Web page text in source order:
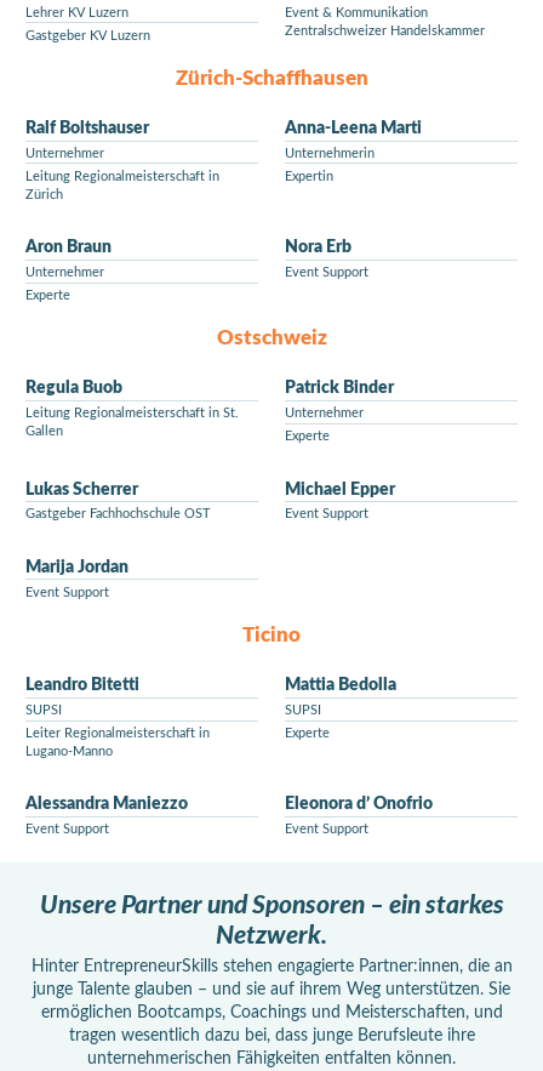
Lehrer KV Luzern
Gastgeber KV Luzern
Event & Kommunikation
Zentralschweizer Handelskammer
Zürich-Schaffhausen
Ralf Boltshauser
Unternehmer
Leitung Regionalmeisterschaft in
Zürich
Anna-Leena Marti
Unternehmerin
Expertin
Aron Braun
Unternehmer
Experte
Nora Erb
Event Support
Ostschweiz
Regula Buob
Leitung Regionalmeisterschaft in St.
Gallen
Patrick Binder
Unternehmer
Experte
Lukas Scherrer
Gastgeber Fachhochschule OST
Michael Epper
Event Support
Marija Jordan
Event Support
Ticino
Leandro Bitetti
SUPSI
Leiter Regionalmeisterschaft in
Lugano-Manno
Mattia Bedolla
SUPSI
Experte
Alessandra Maniezzo
Event Support
Eleonora d’ Onofrio
Event Support
Unsere Partner und Sponsoren – ein starkes
Netzwerk.
Hinter EntrepreneurSkills stehen engagierte Partner:innen, die an
junge Talente glauben – und sie auf ihrem Weg unterstützen. Sie
ermöglichen Bootcamps, Coachings und Meisterschaften, und
tragen wesentlich dazu bei, dass junge Berufsleute ihre
unternehmerischen Fähigkeiten entfalten können.